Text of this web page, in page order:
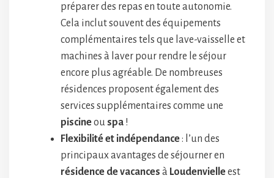
préparer des repas en toute autonomie.
Cela inclut souvent des équipements
complémentaires tels que lave-vaisselle et
machines à laver pour rendre le séjour
encore plus agréable. De nombreuses
résidences proposent également des
services supplémentaires comme une
piscineouspa !
Flexibilité et indépendance: l’un des
principaux avantages de séjourner en
résidence de vacances à Loudenvielleest